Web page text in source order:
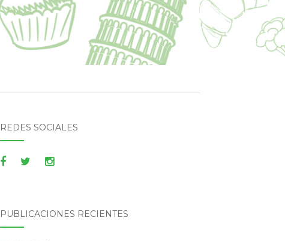
REDES SOCIALES
PUBLICACIONES RECIENTES